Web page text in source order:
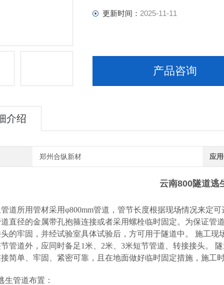
更新时间： 2025-11-11
产品咨询
介绍
郑州合纵新材 应
云南800隧道逃
道所用管材采用φ800mm管道，管节长度根据现场情况来定
直径的金属带孔抱箍连接或者采用螺栓临时固定。为保证管
的牢固，并经试验室具体试验后，方可用于隧道中。 施工
管道外，应同时备足1米、2米、3米短节管道、转接接头。
简单、牢固、紧密可靠，且在地面做好临时固定措施，施工
生管道布置：